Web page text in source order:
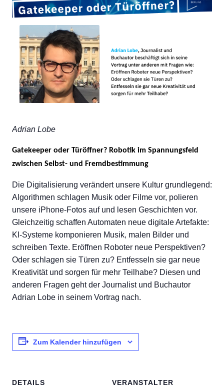
Adrian Lobe
Gatekeeper oder Türöffner? Robotik im Spannungsfeld
zwischen Selbst- und Fremdbestimmung
Die Digitalisierung verändert unsere Kultur grundlegend:
Algorithmen schlagen Musik oder Filme vor, polieren
unsere iPhone-Fotos auf und lesen Geschichten vor.
Gleichzeitig schaffen Automaten neue digitale Artefakte:
KI-Systeme komponieren Musik, malen Bilder und
schreiben Texte. Eröffnen Roboter neue Perspektiven?
Oder schlagen sie Türen zu? Entfesseln sie gar neue
Kreativität und sorgen für mehr Teilhabe? Diesen und
anderen Fragen geht der Journalist und Buchautor
Adrian Lobe in seinem Vortrag nach.
Zum Kalender hinzufügen
DETAILS
VERANSTALTER